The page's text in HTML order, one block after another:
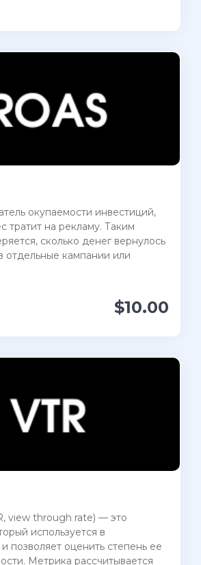
окупаемости инвестиций,
тратит на рекламу. Таким
сколько денег вернулось
отдельные кампании или
$10.00
view through rate) — это
используется в
позволяет оценить степень ее
Метрика рассчитывается